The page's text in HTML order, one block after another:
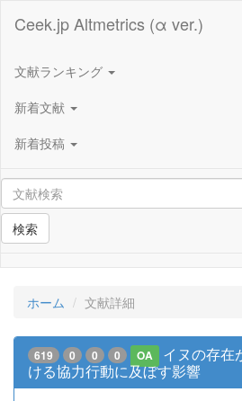
Ceek.jp Altmetrics (α ver.)
文献ランキング
新着文献
新着投稿
検索
ホーム 文献詳細
619 0 0 0 OA
イヌの存在
ける協力行動に及ぼす影響